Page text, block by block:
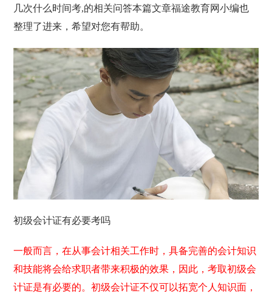
几次什么时间考,的相关问答本篇文章福途教育网小编也
整理了进来，希望对您有帮助。
初级会计证有必要考吗
一般而言，在从事会计相关工作时，具备完善的会计知识
和技能将会给求职者带来积极的效果，因此，考取初级会
计证是有必要的。初级会计证不仅可以拓宽个人知识面，